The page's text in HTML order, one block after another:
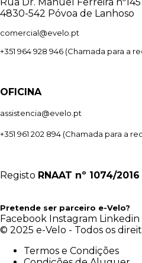
4830-542 Póvoa de Lanhoso
comercial@evelo.pt
+351 964 928 946 (Chamada para a
OFICINA
assistencia@evelo.pt
+351 961 202 894 (Chamada para a
Registo RNAAT nº 1074/2016
Pretende ser parceiro e-Velo?
Facebook Instagram Linkedin
© 2025 e-Velo - Todos os
Termos e Condições